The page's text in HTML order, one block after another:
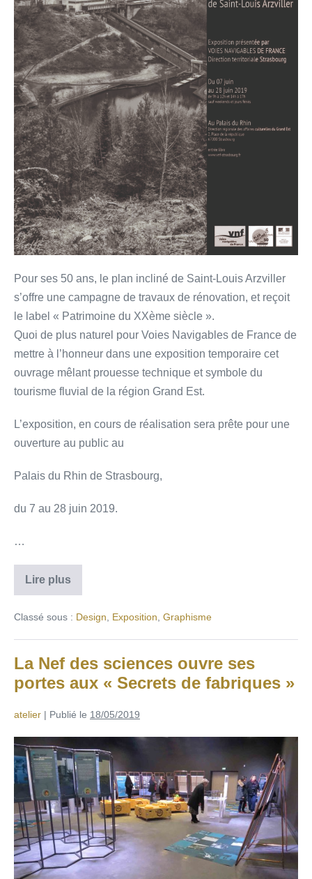
Pour ses 50 ans, le plan incliné de Saint-Louis Arzviller
s’offre une campagne de travaux de rénovation, et reçoit
le label « Patrimoine du XXème siècle ».
Quoi de plus naturel pour Voies Navigables de France de
mettre à l’honneur dans une exposition temporaire cet
ouvrage mêlant prouesse technique et symbole du
tourisme fluvial de la région Grand Est.
L’exposition, en cours de réalisation sera prête pour une
ouverture au public au
Palais du Rhin de Strasbourg,
du 7 au 28 juin 2019.
…
Lire plus
Classé sous : Design Exposition Graphisme
La Nef des sciences ouvre ses
portes aux « Secrets de fabriques »
atelier | Publié le 18/05/2019